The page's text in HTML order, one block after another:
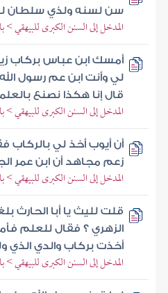
سن لسنه ولذي سلطان
المدخل إلى السنن الكبرى للبيهقي >
أمسك ابن عباس بركاب
لي وأنت ابن عم رسول
قال إنا هكذا نصنع
المدخل إلى السنن الكبرى للبيهقي >
أن أيوب أخذ لي
زعم مجاهد أن ابن عمر
المدخل إلى السنن الكبرى للبيهقي >
قلت لليث يا أبا الحارث
الزهري ؟ فقال للعلم
أخذت بركاب والدي الذي
المدخل إلى السنن الكبرى للبيهقي >